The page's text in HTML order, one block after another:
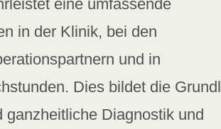
eine umfassende
in der Klinik, bei den
und in
Dies bildet die
ganzheitliche Diagnostik und